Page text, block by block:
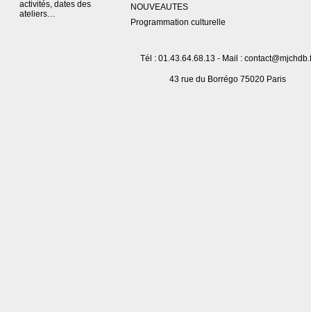
activités, dates des
ateliers…
NOUVEAUTES
Programmation culturelle
Tél : 01.43.64.68.13 - Mail :
43 rue du Borrégo 75020 Paris